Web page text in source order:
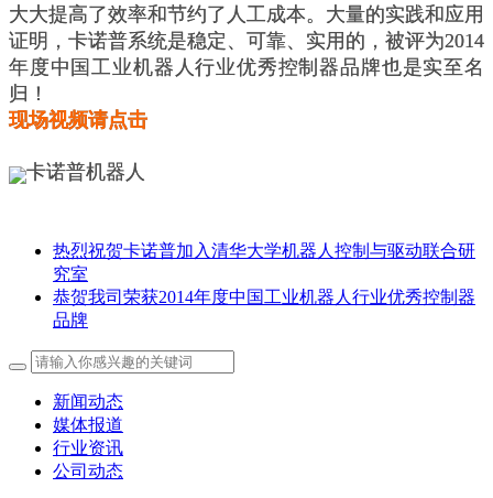
大大提高了效率和节约了人工成本。大量的实践和应用
证明，卡诺普系统是稳定、可靠、实用的，被评为2014
年度中国工业机器人行业优秀控制器品牌也是实至名
归！
现场视频请点击
热烈祝贺卡诺普加入清华大学机器人控制与驱动联合研
究室
恭贺我司荣获2014年度中国工业机器人行业优秀控制器
品牌
新闻动态
媒体报道
行业资讯
公司动态